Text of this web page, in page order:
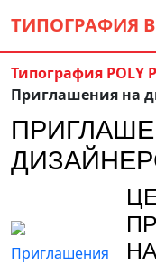
ТИПОГРАФИЯ
Контакты: (5
Типография POLY
Приглашения на
НА